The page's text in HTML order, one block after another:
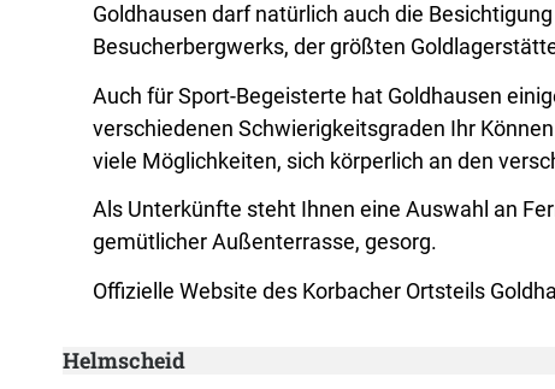
Goldhausen darf natürlich auch die
Besucherbergwerks, der größten
Auch für Sport-Begeisterte hat Goldhausen
verschiedenen Schwierigkeitsgraden Ihr
viele Möglichkeiten, sich körperlich an den
Als Unterkünfte steht Ihnen eine Auswahl an
gemütlicher Außenterrasse, gesorg.
Offizielle Website des Korbacher Ortsteils
Helmscheid